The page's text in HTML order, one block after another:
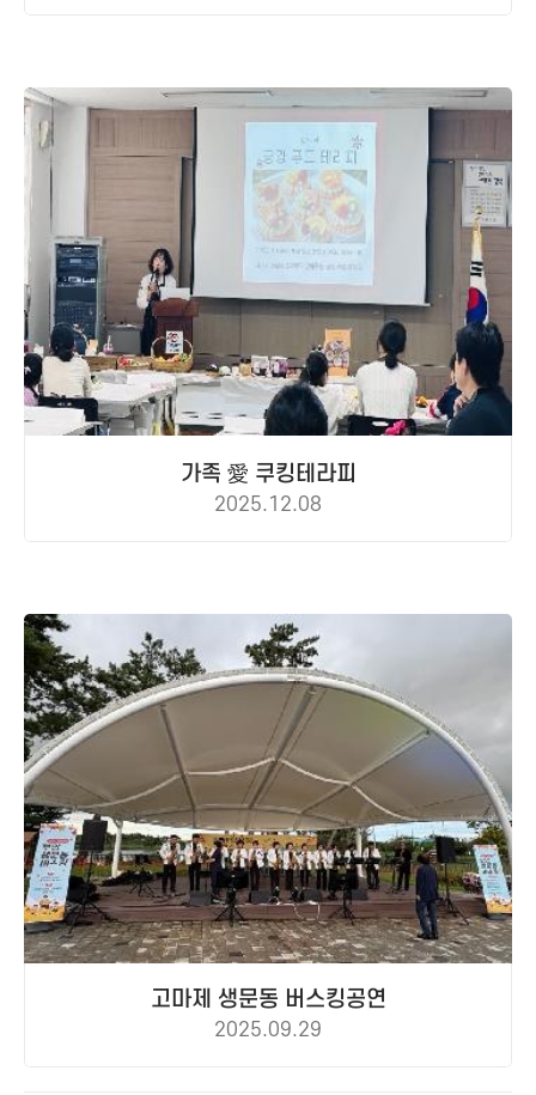
가족 愛 쿠킹테라피
2025.12.08
고마제 생문동 버스킹공연
2025.09.29